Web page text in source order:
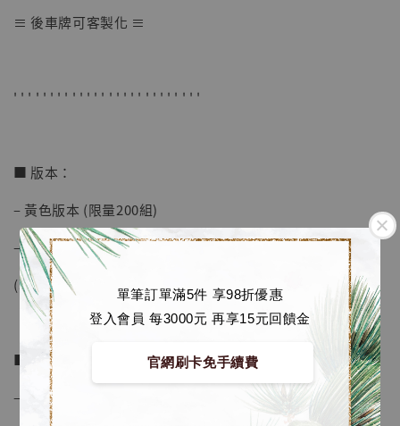
單筆訂單滿5件 享98折優惠
登入會員 每3000元 再享15元回饋金
官網刷卡免手續費
NT$ 4,280
≡ 後車牌可客製化 ≡
' ' ' ' ' ' ' ' ' ' ' ' ' ' ' ' ' ' ' ' ' ' ' ' ' '
■ 版本：
– 黃色版本 (限量200組)
– 異色版本 (限量88組)
(異色版每人限購一組)
■ 商品資訊：
– 高度約 18 cm